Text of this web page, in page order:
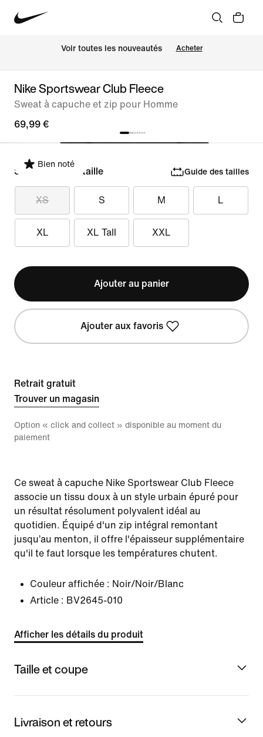
Voir toutes les nouveautés Acheter
Nike Sportswear Club Fleece
Sweat à capuche et zip pour Homme
69,99 €
Bien noté
Sélectionner la taille Guide des tailles
XS S M L
XL XL Tall XXL
Ajouter au panier
Ajouter aux favoris
Retrait gratuit
Trouver un magasin
Option « click and collect » disponible au moment du
paiement
Ce sweat à capuche Nike Sportswear Club Fleece
associe un tissu doux à un style urbain épuré pour
un résultat résolument polyvalent idéal au
quotidien. Équipé d'un zip intégral remontant
jusqu’au menton, il offre l'épaisseur supplémentaire
qu'il te faut lorsque les températures chutent.
Couleur affichée : Noir/Noir/Blanc
Article : BV2645-010
Afficher les détails du produit
Taille et coupe
Livraison et retours